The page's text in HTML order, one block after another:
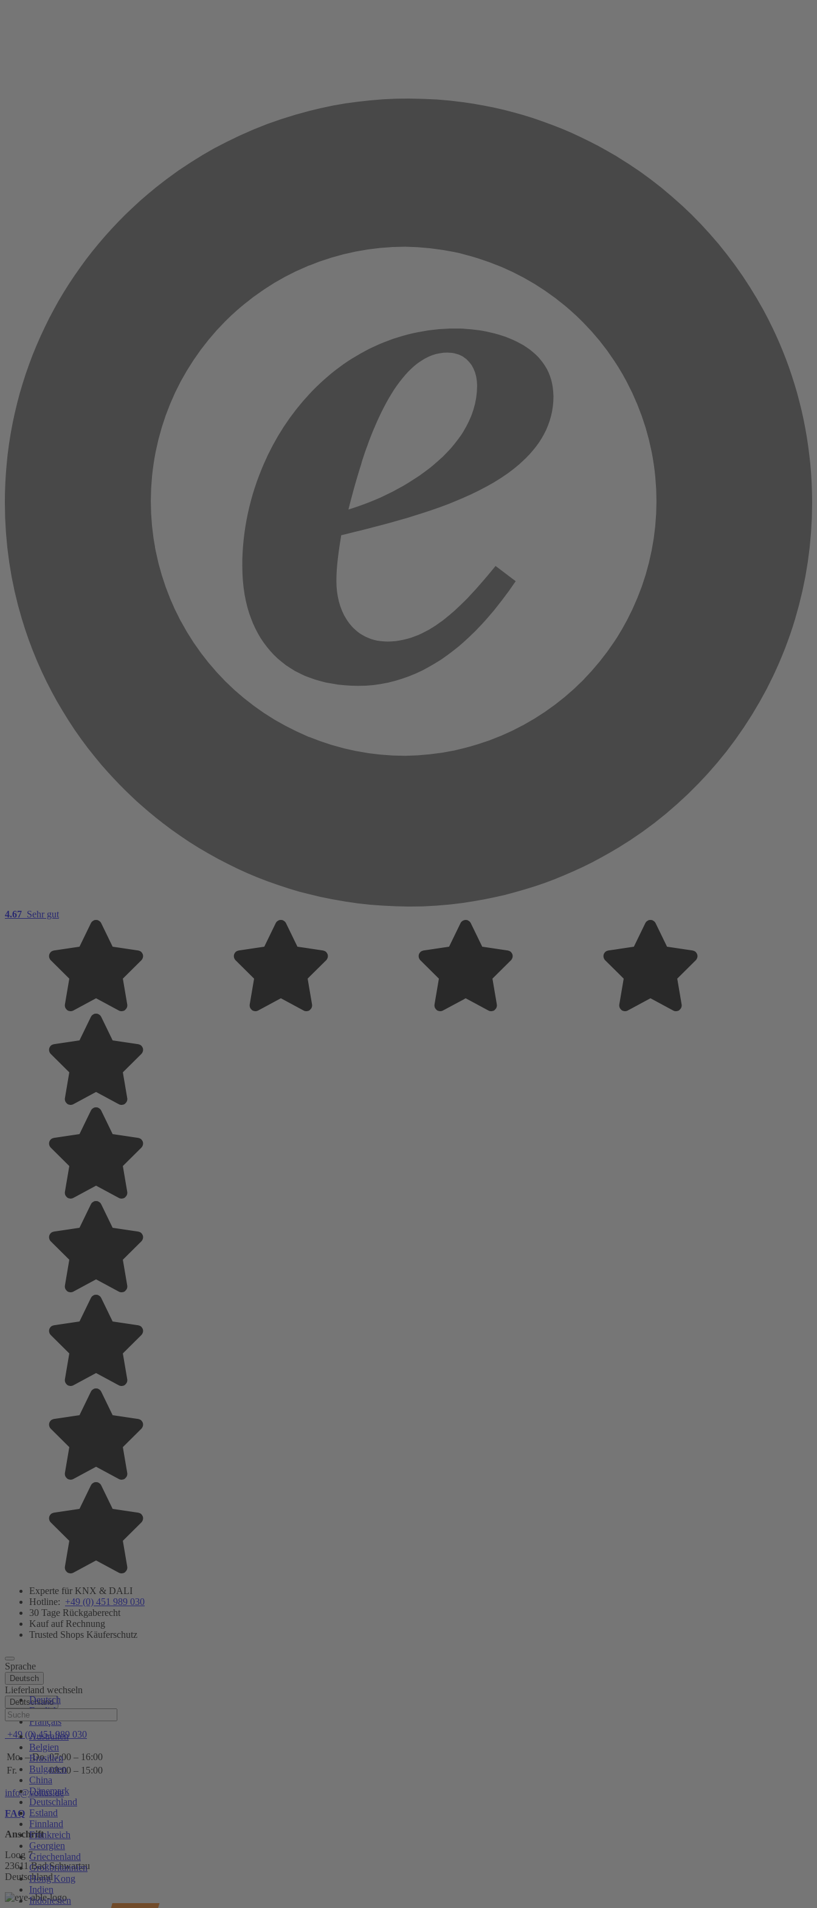
4.67 Sehr gut
Experte für KNX & DALI
Hotline: +49 (0) 451 989 030
30 Tage Rückgaberecht
Kauf auf Rechnung
Trusted Shops Käuferschutz
Sprache
Deutsch
Deutsch
English
Français
Lieferland wechseln
Deutschland
Australien
Belgien
Brasilien
Bulgarien
China
Dänemark
Deutschland
Estland
Finnland
Frankreich
Georgien
Griechenland
Großbritannien
Hong Kong
Indien
Indonesien
Hilfe
+49 (0) 451 989 030
Mo. – Do. 07:00 – 16:00
Fr.
08:00 – 15:00
info@voltus.de
FAQ
Anschrift
Loog 7
23611 Bad Schwartau
Deutschland